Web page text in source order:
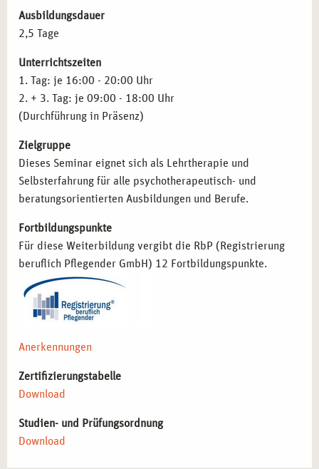
FÜR WEN IST DIESES SEMINAR BESONDERS
Dieses Seminar in Münchenrichtet sich an Fachkräfte, die
sich intensiver mit systemischen Ansätzen beschäftigen
und ihre eigene Rolle reflektieren möchten:
Psychotherapeut*innen und systemische Berater*innen
die ihre professionelle Haltung weiterentwickeln
möchten.
Pädagog*innen und Sozialarbeiter*innen, die
Selbstwahrnehmung einsetzen möchten.
Coaches und Führungskräfte, die systemische
Denkweisen in ihre Arbeit mit Einzelpersonen und
Teams integrieren wollen.
Studierende und angehende Therapeut*innen
praxisnahen Einblick in systemische Dynamiken
systemische Reflexionstechniken für ihre Arbeit nutzen
möchten.
BERUFLICHE PERSPEKTIVEN NACH DEM
Ausbildungsdauer
2,5 Tage
Unterrichtszeiten
1. Tag: je 16:00 - 20:00 Uhr
2. + 3. Tag: je 09:00 - 18:00 Uhr
(Durchführung in Präsenz)
Zielgruppe
Dieses Seminar eignet sich als Lehrtherapie und
Selbsterfahrung für alle psychotherapeutisch- und
beratungsorientierten Ausbildungen und Berufe.
Fortbildungspunkte
Für diese Weiterbildung vergibt die RbP (Registrierung
beruflich Pflegender GmbH) 12 Fortbildungspunkte.
Anerkennungen
Zertifizierungstabelle
Download
Studien- und Prüfungsordnung
Download